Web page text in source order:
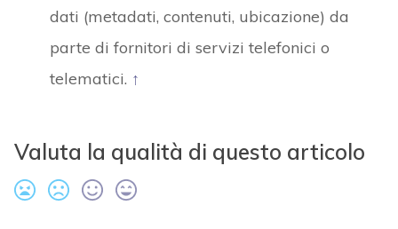
dati (metadati, contenuti, ubicazione) da
parte di fornitori di servizi telefonici o
telematici. ↑
Valuta la qualità di questo articolo